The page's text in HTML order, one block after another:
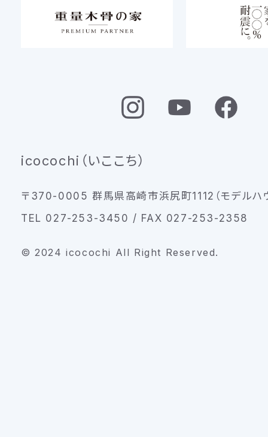
icocochi（いここち）
〒370-0005 群馬県高崎市浜尻町1112（モデルハ
TEL 027-253-3450 / FAX 027-253-2358
© 2024 icocochi All Right Reserved.